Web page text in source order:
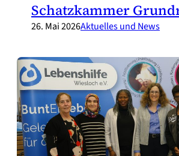
Schatzkammer
26. Mai 2026Aktuelles und News